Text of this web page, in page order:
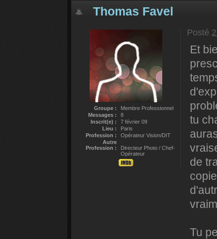
Thomas Favel
Groupe :
Membre Professionnel
Messages :
8
Inscrit(e) :
7 février 09
Lieu :
Paris
Profession :
Opérateur Vision/DIT
Autre
Profession :
Directeur Photo / Chef-
Opérateur
Posté
Et
tu
de
Tu